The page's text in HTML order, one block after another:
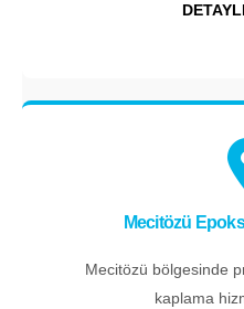
Mecitözü
Mecitözü bölgesinde
kaplama